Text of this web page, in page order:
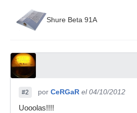
Shure Beta 91A
#2 por CeRGaR el 04/10/2012
Uooolas!!!!